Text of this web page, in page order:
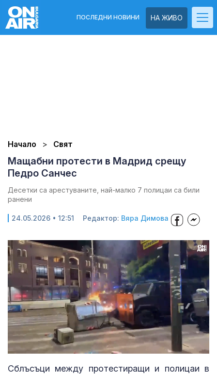
НА ЖИВО
ПОСЛЕДНИ НОВИНИ
Начало Свят
Мащабни протести в Мадрид срещу
Педро Санчес
Десетки са арестуваните, най-малко 7 полицаи са били
ранени
24.05.2026 • 12:51 Редактор: Вяра Димова
Unmute Loaded:
100.00%
Сблъсъци между протестиращи и полицаи в